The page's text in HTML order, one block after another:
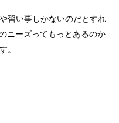
習い事しかないのだとすれ
ニーズってもっとあるのか
。